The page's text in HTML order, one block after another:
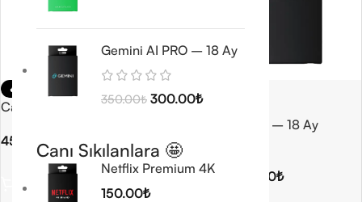
Gemini AI PRO – 18 Ay
350.00₺ 300.00₺
Canı Sıkılanlara 🤩
Netflix Premium 4K
150.00₺
🔥 TREND
CapCut Pro
450.00₺
Seçenekler
🔥 TREND
Gemini AI PRO – 18 Ay
5.0
350.00 300.00₺